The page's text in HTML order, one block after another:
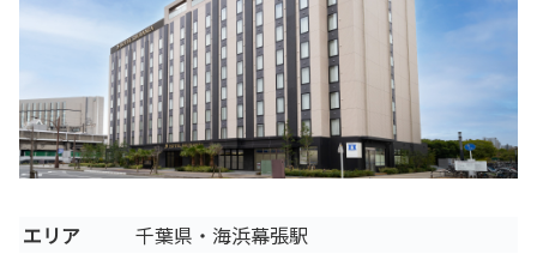
エリア
千葉県・海浜幕張駅